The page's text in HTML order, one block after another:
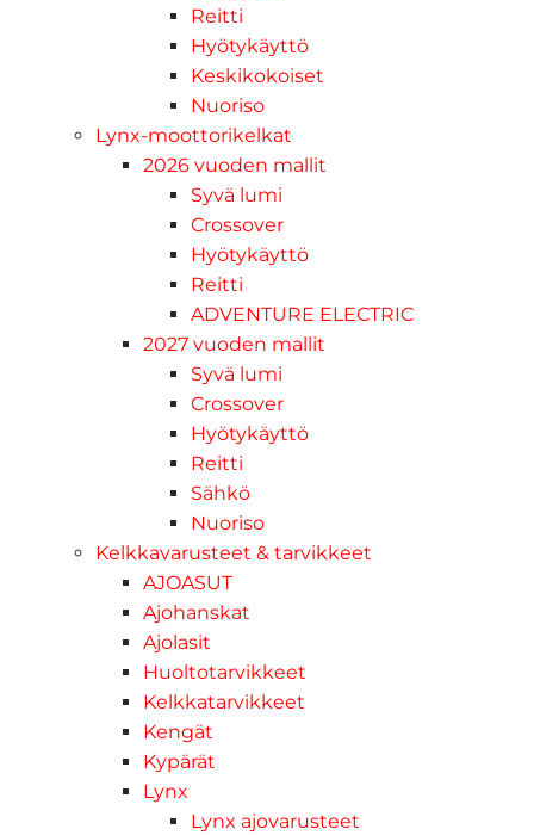
Reitti
Hyötykäyttö
Keskikokoiset
Nuoriso
Lynx-moottorikelkat
2026 vuoden mallit
Syvä lumi
Crossover
Hyötykäyttö
Reitti
ADVENTURE ELECTRIC
2027 vuoden mallit
Syvä lumi
Crossover
Hyötykäyttö
Reitti
Sähkö
Nuoriso
Kelkkavarusteet & tarvikkeet
AJOASUT
Ajohanskat
Ajolasit
Huoltotarvikkeet
Kelkkatarvikkeet
Kengät
Kypärät
Lynx
Lynx ajovarusteet